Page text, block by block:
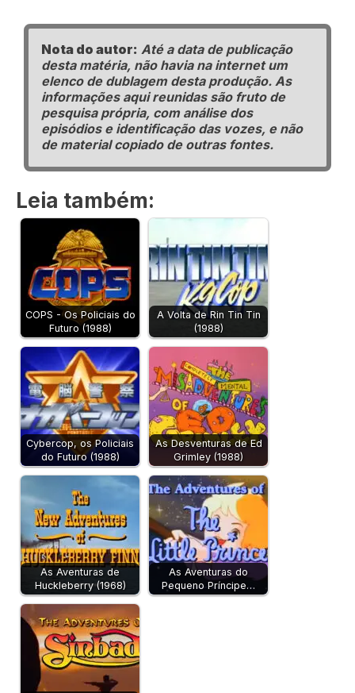
Nota do autor: Até a data de publicação
desta matéria, não havia na internet um
elenco de dublagem desta produção. As
informações aqui reunidas são fruto de
pesquisa própria, com análise dos
episódios e identificação das vozes, e não
de material copiado de outras fontes.
Leia também:
COPS - Os Policiais do
Futuro (1988)
A Volta de Rin Tin Tin
(1988)
Cybercop, os Policiais
do Futuro (1988)
As Desventuras de Ed
Grimley (1988)
As Aventuras de
Huckleberry (1968)
As Aventuras do
Pequeno Príncipe…